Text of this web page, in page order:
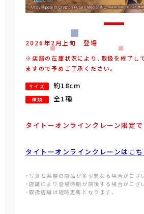
2026年2月 上旬 登場
※店舗の在庫状況により、取扱を終了し
ますので予めご了承ください。
サイズ 約18cm
種類 全1種
タイトーオンラインクレーン限定で
タイトーオンラインクレーンはこち
・写真と実際の商品が多少異なる場合がござ
・店舗により登場時期が前後する場合がござ
・取扱店舗は随時更新となります。